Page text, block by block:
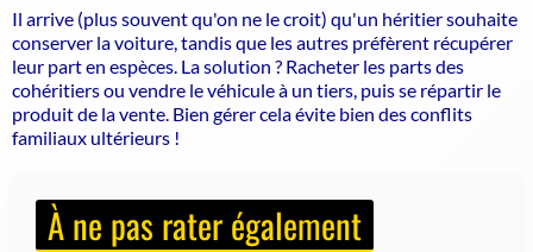
Il arrive (plus souvent qu'on ne le croit) qu'un héritier souhaite
conserver la voiture, tandis que les autres préfèrent récupérer
leur part en espèces. La solution ? Racheter les parts des
cohéritiers ou vendre le véhicule à un tiers, puis se répartir le
produit de la vente. Bien gérer cela évite bien des conflits
familiaux ultérieurs !
À ne pas rater également